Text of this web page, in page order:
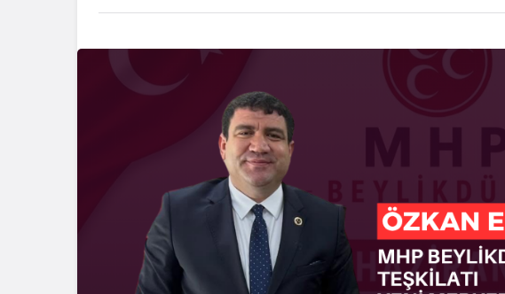
modunu seçin.